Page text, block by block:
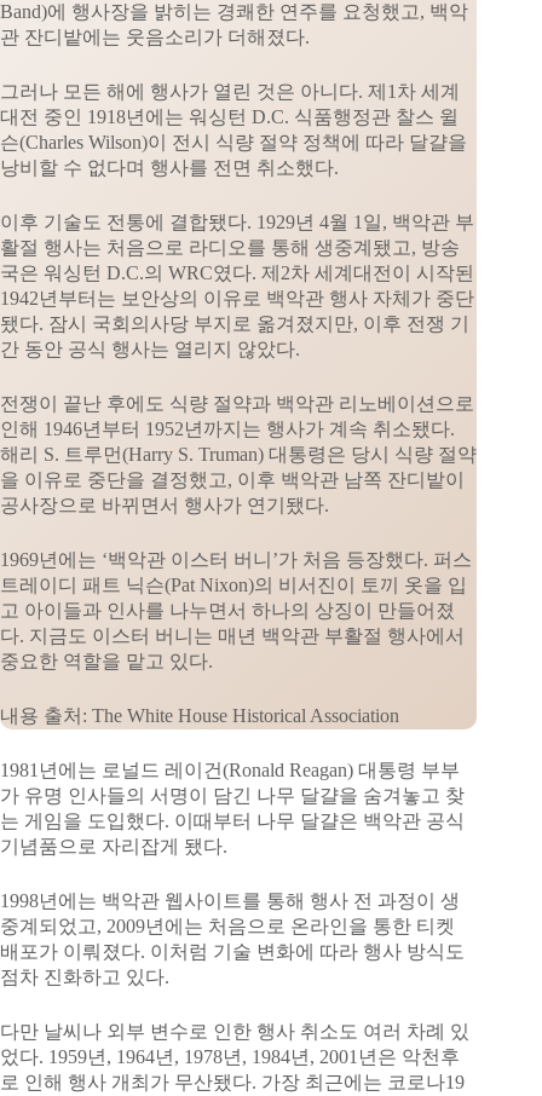
Band)에 행사장을 밝히는 경쾌한 연주를 요청했고, 백악
관 잔디밭에는 웃음소리가 더해졌다.
그러나 모든 해에 행사가 열린 것은 아니다. 제1차 세계
대전 중인 1918년에는 워싱턴 D.C. 식품행정관 찰스 윌
슨(Charles Wilson)이 전시 식량 절약 정책에 따라 달걀을
낭비할 수 없다며 행사를 전면 취소했다.
이후 기술도 전통에 결합됐다. 1929년 4월 1일, 백악관 부
활절 행사는 처음으로 라디오를 통해 생중계됐고, 방송
국은 워싱턴 D.C.의 WRC였다. 제2차 세계대전이 시작된
1942년부터는 보안상의 이유로 백악관 행사 자체가 중단
됐다. 잠시 국회의사당 부지로 옮겨졌지만, 이후 전쟁 기
간 동안 공식 행사는 열리지 않았다.
전쟁이 끝난 후에도 식량 절약과 백악관 리노베이션으로
인해 1946년부터 1952년까지는 행사가 계속 취소됐다.
해리 S. 트루먼(Harry S. Truman) 대통령은 당시 식량 절약
을 이유로 중단을 결정했고, 이후 백악관 남쪽 잔디밭이
공사장으로 바뀌면서 행사가 연기됐다.
1969년에는 ‘백악관 이스터 버니’가 처음 등장했다. 퍼스
트레이디 패트 닉슨(Pat Nixon)의 비서진이 토끼 옷을 입
고 아이들과 인사를 나누면서 하나의 상징이 만들어졌
다. 지금도 이스터 버니는 매년 백악관 부활절 행사에서
중요한 역할을 맡고 있다.
내용 출처: The White House Historical Association
1981년에는 로널드 레이건(Ronald Reagan) 대통령 부부
가 유명 인사들의 서명이 담긴 나무 달걀을 숨겨놓고 찾
는 게임을 도입했다. 이때부터 나무 달걀은 백악관 공식
기념품으로 자리잡게 됐다.
1998년에는 백악관 웹사이트를 통해 행사 전 과정이 생
중계되었고, 2009년에는 처음으로 온라인을 통한 티켓
배포가 이뤄졌다. 이처럼 기술 변화에 따라 행사 방식도
점차 진화하고 있다.
다만 날씨나 외부 변수로 인한 행사 취소도 여러 차례 있
었다. 1959년, 1964년, 1978년, 1984년, 2001년은 악천후
로 인해 행사 개최가 무산됐다. 가장 최근에는 코로나19